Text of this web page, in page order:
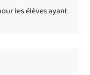
les élèves ayant